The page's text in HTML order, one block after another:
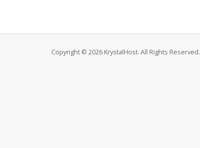
Copyright © 2026 KrystalHost. All Rights Reserved.